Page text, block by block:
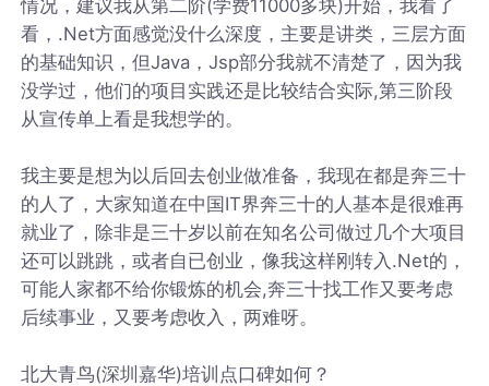
情况，建议我从第二阶(学费11000多块)开始，我看了
看，.Net方面感觉没什么深度，主要是讲类，三层方面
的基础知识，但Java，Jsp部分我就不清楚了，因为我
没学过，他们的项目实践还是比较结合实际,第三阶段
从宣传单上看是我想学的。
我主要是想为以后回去创业做准备，我现在都是奔三十
的人了，大家知道在中国IT界奔三十的人基本是很难再
就业了，除非是三十岁以前在知名公司做过几个大项目
还可以跳跳，或者自已创业，像我这样刚转入.Net的，
可能人家都不给你锻炼的机会,奔三十找工作又要考虑
后续事业，又要考虑收入，两难呀。
北大青鸟(深圳嘉华)培训点口碑如何？